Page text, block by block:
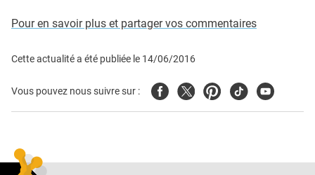
Pour en savoir plus et partager vos commentaires
Cette actualité a été publiée le 14/06/2016
Vous pouvez nous suivre sur : FacebookTwitterPinterest
TiktokYoutube